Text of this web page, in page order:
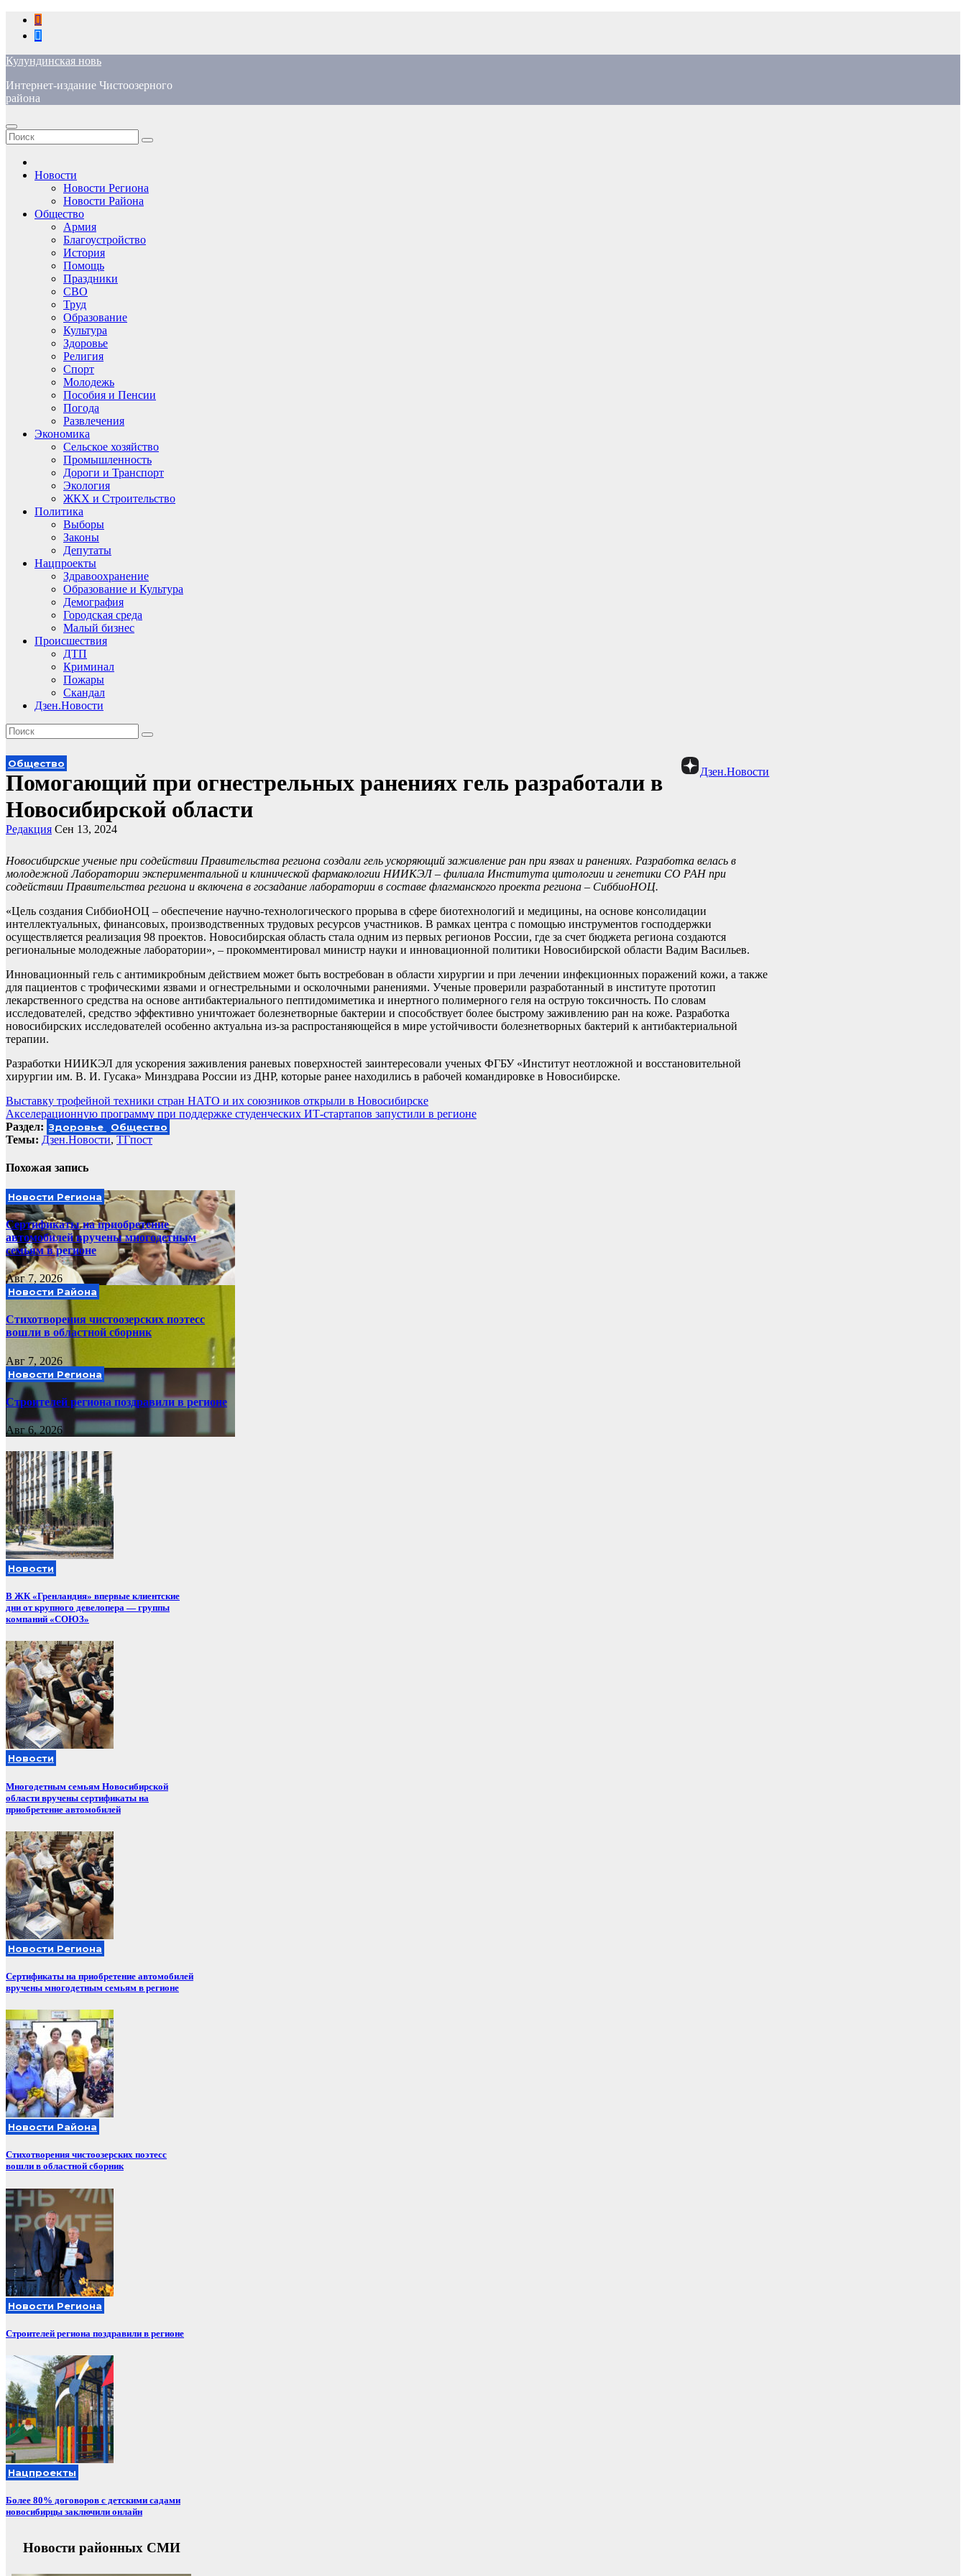
Перейти
содержимому
Кулундинская новь
Интернет-издание Чистоозерного
района
Новости
Новости Региона
Новости Района
Общество
Армия
Благоустройство
История
Помощь
Праздники
СВО
Труд
Образование
Культура
Здоровье
Религия
Спорт
Молодежь
Пособия и Пенсии
Погода
Развлечения
Экономика
Сельское хозяйство
Промышленность
Дороги и Транспорт
Экология
ЖКХ и Строительство
Политика
Выборы
Законы
Депутаты
Нацпроекты
Здравоохранение
Образование и Культура
Демография
Городская среда
Малый бизнес
Происшествия
ДТП
Криминал
Пожары
Скандал
Дзен.Новости
Дзен.Новости
Общество
Помогающий при огнестрельных ранениях гель разработали в
Новосибирской области
Редакция Сен 13, 2024
Новосибирские ученые при содействии Правительства региона создали гель ускоряющий заживление ран при язвах и ранениях. Разработка велась в
молодежной Лаборатории экспериментальной и клинической фармакологии НИИКЭЛ – филиала Института цитологии и генетики СО РАН при
содействии Правительства региона и включена в госзадание лаборатории в составе флагманского проекта региона – СиббиоНОЦ.
«Цель создания СиббиоНОЦ – обеспечение научно-технологического прорыва в сфере биотехнологий и медицины, на основе консолидации
интеллектуальных, финансовых, производственных трудовых ресурсов участников. В рамках центра с помощью инструментов господдержки
осуществляется реализация 98 проектов. Новосибирская область стала одним из первых регионов России, где за счет бюджета региона создаются
региональные молодежные лаборатории», – прокомментировал министр науки и инновационной политики Новосибирской области Вадим Васильев.
Инновационный гель с антимикробным действием может быть востребован в области хирургии и при лечении инфекционных поражений кожи, а также
для пациентов с трофическими язвами и огнестрельными и осколочными ранениями. Ученые проверили разработанный в институте прототип
лекарственного средства на основе антибактериального пептидомиметика и инертного полимерного геля на острую токсичность. По словам
исследователей, средство эффективно уничтожает болезнетворные бактерии и способствует более быстрому заживлению ран на коже. Разработка
новосибирских исследователей особенно актуальна из-за распростаняющейся в мире устойчивости болезнетворных бактерий к антибактериальной
терапии.
Разработки НИИКЭЛ для ускорения заживления раневых поверхностей заинтересовали ученых ФГБУ «Институт неотложной и восстановительной
хирургии им. В. И. Гусака» Минздрава России из ДНР, которые ранее находились в рабочей командировке в Новосибирске.
Навигация
по
записям
Выставку трофейной техники стран НАТО и их союзников открыли в Новосибирске
Акселерационную программу при поддержке студенческих ИТ-стартапов запустили в регионе
Раздел: Здоровье Общество
Темы: Дзен.Новости, ТГпост
Похожая запись
Новости Региона
Сертификаты на приобретение
автомобилей вручены многодетным
семьям в регионе
Авг 7, 2026
Новости Района
Стихотворения чистоозерских поэтесс
вошли в областной сборник
Авг 7, 2026
Новости Региона
Строителей региона поздравили в регионе
Авг 6, 2026
Новости
В ЖК «Гренландия» впервые клиентские
дни от крупного девелопера — группы
компаний «СОЮЗ»
Новости
Многодетным семьям Новосибирской
области вручены сертификаты на
приобретение автомобилей
Новости Региона
Сертификаты на приобретение автомобилей
вручены многодетным семьям в регионе
Новости Района
Стихотворения чистоозерских поэтесс
вошли в областной сборник
Новости Региона
Строителей региона поздравили в регионе
Нацпроекты
Более 80% договоров с детскими садами
новосибирцы заключили онлайн